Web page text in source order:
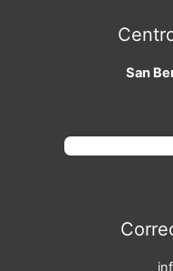
San